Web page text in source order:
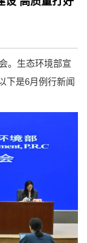
。生态环境部宣
下是6月例行新闻